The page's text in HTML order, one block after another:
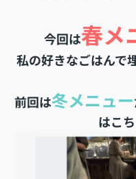
今回は春メ
私の好きなごはんで
前回は冬メニュー
はこ